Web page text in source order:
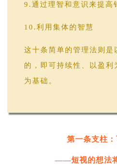
9.通过理智和意识来提高
10.利用集体的智慧
这十条简单的管理法则是
的，即可持续性、以盈利
为基础。
第一条支柱：
——短视的想法